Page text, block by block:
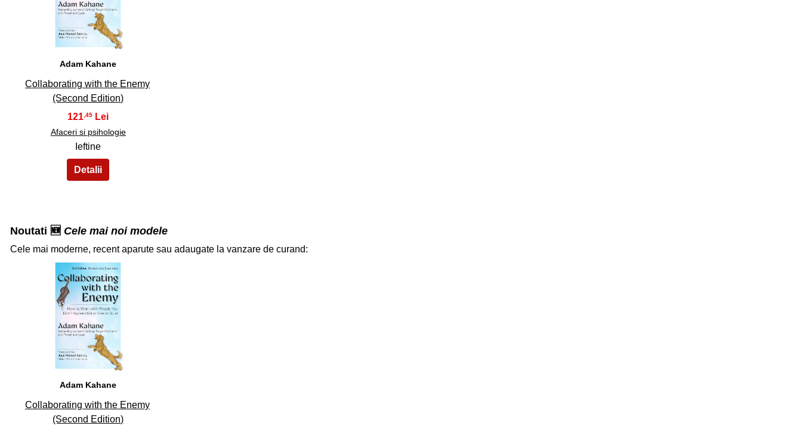
Adam Kahane
Collaborating with the Enemy
(Second Edition)
121,45
Afaceri si psihologie
Ieftine
Noutati 🆕 Cele mai noi modele
Cele mai moderne, recent aparute sau adaugate la vanzare de curand:
32
Adam Kahane
Collaborating with the Enemy
(Second Edition)